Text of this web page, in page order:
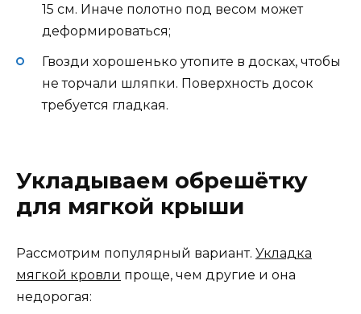
15 см. Иначе полотно под весом может
деформироваться;
Гвозди хорошенько утопите в досках, чтобы
не торчали шляпки. Поверхность досок
требуется гладкая.
Укладываем обрешётку
для мягкой крыши
Рассмотрим популярный вариант. Укладка
мягкой кровли проще, чем другие и она
недорогая: